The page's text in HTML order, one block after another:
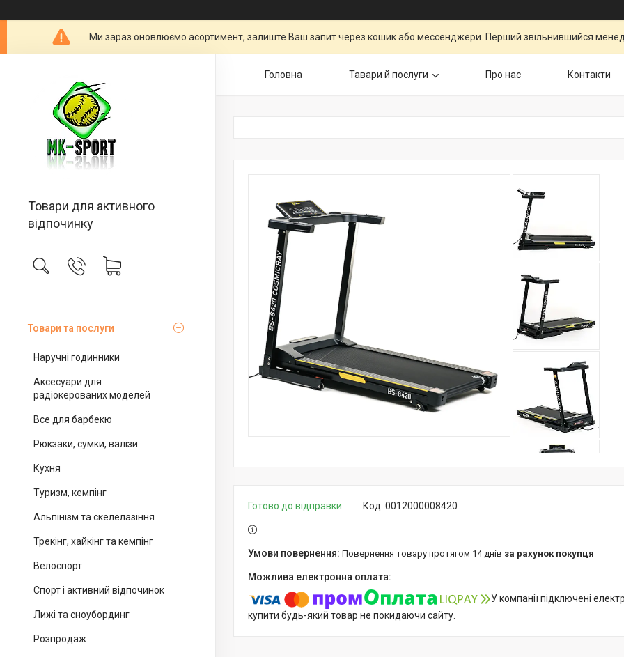
Ми зараз оновлюємо асортимент, залиште Ваш запит через кошик або мессенджери. Перший звільнившийся
Товари для активного
відпочинку
Товари та послуги
Наручні годинники
Аксесуари для
радіокерованих моделей
Все для барбекю
Рюкзаки, сумки, валізи
Кухня
Туризм, кемпінг
Альпінізм та скелелазіння
Трекінг, хайкінг та кемпінг
Велоспорт
Спорт і активний відпочинок
Лижі та сноубординг
Розпродаж
Головна Тавари й послуги Про нас Контакти
Готово до відправки Код: 0012000008420
повернення товару протягом 14 днів за рахунок покупця
У компанії підключені
купити будь-який товар не покидаючи сайту.